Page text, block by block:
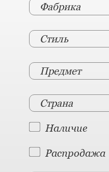
Фабрика
Стиль
Предмет
Страна
Наличие
Распродажа